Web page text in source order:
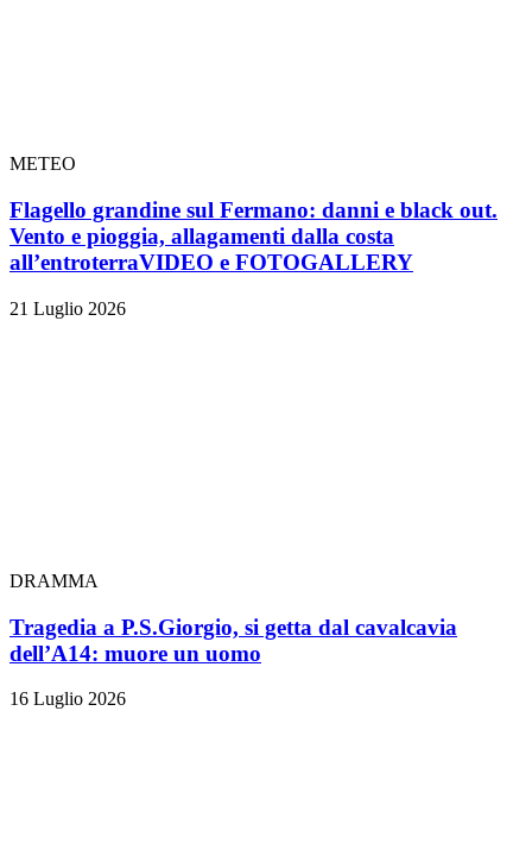
METEO
Flagello grandine sul Fermano: danni e black out.
Vento e pioggia, allagamenti dalla costa
all’entroterraVIDEO e FOTOGALLERY
21 Luglio 2026
DRAMMA
Tragedia a P.S.Giorgio, si getta dal cavalcavia
dell’A14: muore un uomo
16 Luglio 2026